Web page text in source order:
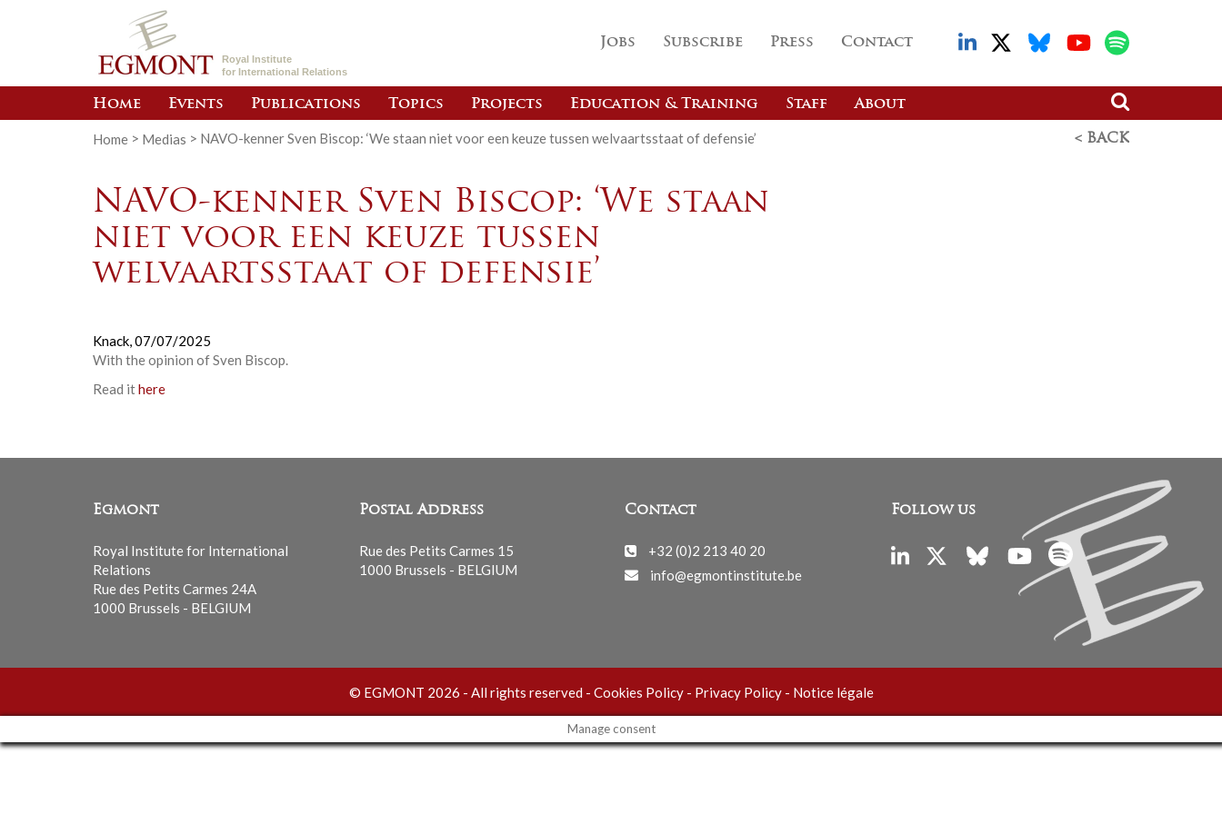
Royal Institute
for International Relations
Jobs Subscribe Press Contact
Home Events Publications Topics Projects Education & Training Staff About
Home > Medias > NAVO-kenner Sven Biscop: ‘We staan niet voor een keuze tussen welvaartsstaat of defensie’ < BACK
NAVO-kenner Sven Biscop: ‘We staan
niet voor een keuze tussen
welvaartsstaat of defensie’
Knack,07/07/2025
With the opinion of Sven Biscop.
Read ithere
Egmont
Royal Institute for International
Relations
Rue des Petits Carmes 24A
1000 Brussels - BELGIUM
Postal Address
Rue des Petits Carmes 15
1000 Brussels - BELGIUM
Contact
+32 (0)2 213 40 20
info@egmontinstitute.be
Follow us
© EGMONT 2026 - All rights reserved - Cookies Policy- Privacy Policy- Notice légale
Manage consent